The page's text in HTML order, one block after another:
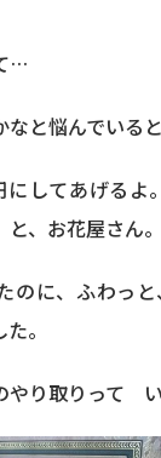
…
なと悩んでいると
してあげるよ
、お花屋さん。
のに、ふわっ
。
やり取りって い